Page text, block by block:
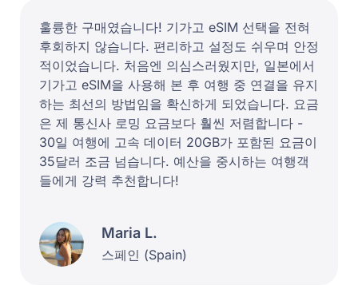
훌륭한 구매였습니다! 기가고 eSIM 선택을 전혀
후회하지 않습니다. 편리하고 설정도 쉬우며 안정
적이었습니다. 처음엔 의심스러웠지만, 일본에서
기가고 eSIM을 사용해 본 후 여행 중 연결을 유지
하는 최선의 방법임을 확신하게 되었습니다. 요금
은 제 통신사 로밍 요금보다 훨씬 저렴합니다 -
30일 여행에 고속 데이터 20GB가 포함된 요금이
35달러 조금 넘습니다. 예산을 중시하는 여행객
들에게 강력 추천합니다!
Maria L.
스페인 (Spain)